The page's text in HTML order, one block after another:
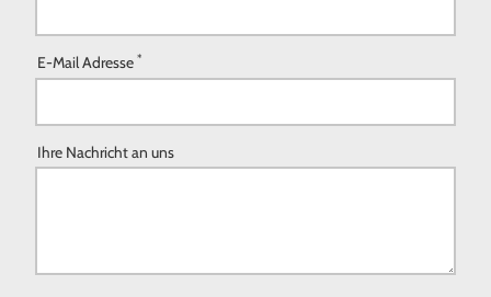
E-Mail Adresse *
Ihre Nachricht an uns